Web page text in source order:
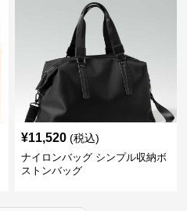
¥11,520 (税込)
ナイロンバッグ シンプル収納ボ
ストンバッグ